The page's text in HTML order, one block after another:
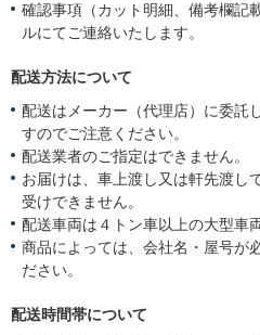
確認事項（カット明細、備考欄記
ルにてご連絡いたします。
配送方法について
配送はメーカー（代理店）に委託
すのでご注意ください。
配送業者のご指定はできません。
お届けは、車上渡し又は軒先渡し
受けできません。
配送車両は４トン車以上の大型車
商品によっては、会社名・屋号が
ださい。
配送時間帯について